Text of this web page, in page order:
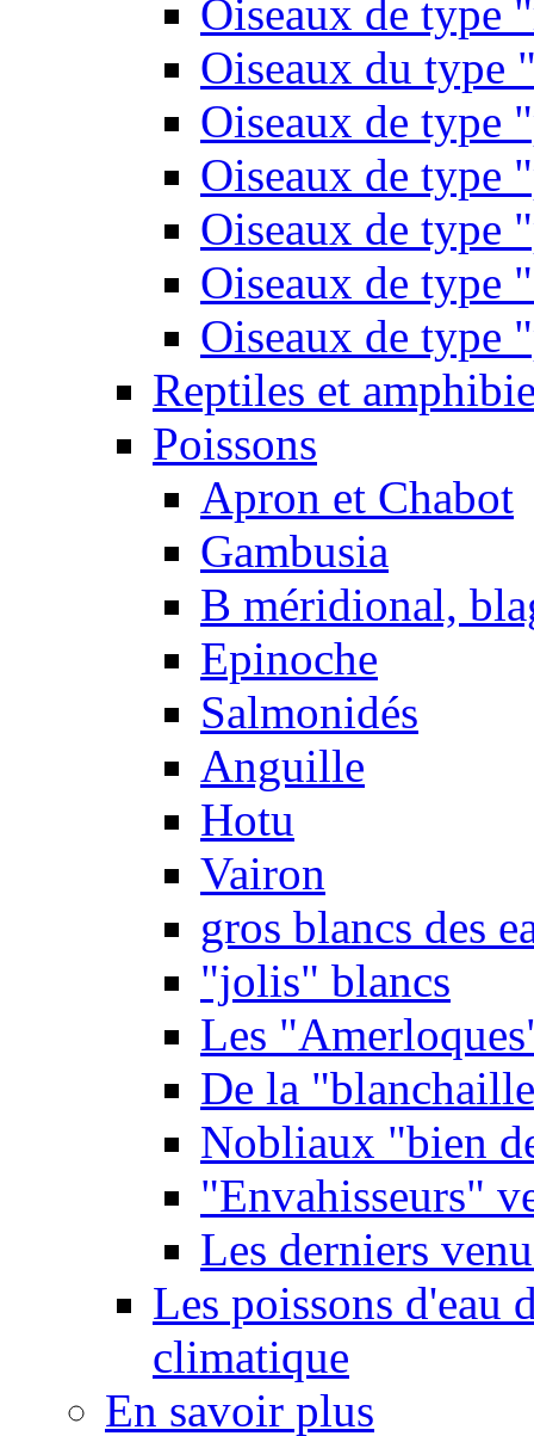
Oiseaux de type
Oiseaux du type
Oiseaux de type
Oiseaux de type
Oiseaux de type
Oiseaux de type
Oiseaux de type
Reptiles et
Poissons
Apron et Chabot
Gambusia
B méridional,
Epinoche
Salmonidés
Anguille
Hotu
Vairon
gros blancs des
"jolis" blancs
Les
De la
Nobliaux "bien
"Envahisseurs"
Les derniers
Les poissons d'eau
climatique
En savoir plus